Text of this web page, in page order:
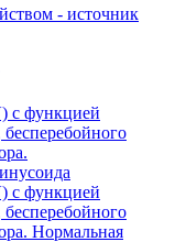
- источник
с функцией
бесперебойного
с функцией
бесперебойного
Нормальная